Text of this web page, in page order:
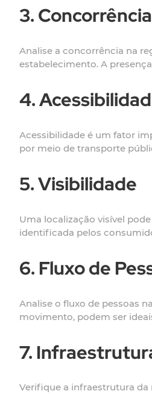
3. Concorrência
Analise a concorrência na
estabelecimento. A
4.
Acessibilidade é um fator
por meio de transporte
5. Visibilidade
Uma localização visível
identificada pelos
6. Fluxo de
Analise o fluxo de pessoas
movimento, podem ser
7.
Verifique a infraestrutura da